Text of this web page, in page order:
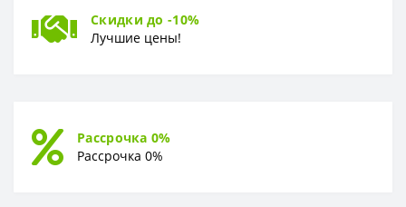
Скидки до -10%
Лучшие цены!
Рассрочка 0%
Рассрочка 0%